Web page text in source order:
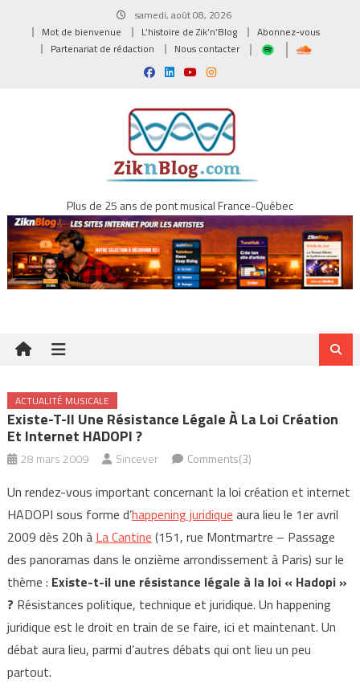
samedi, août 08, 2026
Mot de bienvenue
L’histoire de Zik’n’Blog
Abonnez-vous
Partenariat de rédaction
Nous contacter
Plus de 25 ans de pont musical France-Québec
ACTUALITÉ MUSICALE
Existe-T-Il Une Résistance Légale À La Loi Création
Et Internet HADOPI ?
28 mars 2009 Sincever Comments(3)
Un rendez-vous important concernant la loi création et internet
HADOPI sous forme d’happening juridique aura lieu le 1er avril
2009 dès 20h à La Cantine (151, rue Montmartre – Passage
des panoramas dans le onzième arrondissement à Paris) sur le
thème : Existe-t-il une résistance légale à la loi « Hadopi »
? Résistances politique, technique et juridique. Un happening
juridique est le droit en train de se faire, ici et maintenant. Un
débat aura lieu, parmi d’autres débats qui ont lieu un peu
partout.